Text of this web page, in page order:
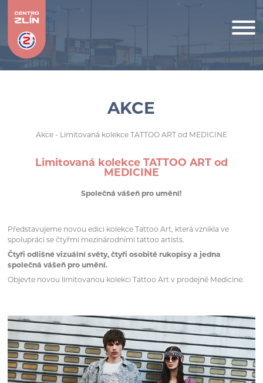
AKCE
Akce - Limitovaná kolekce TATTOO ART od MEDICINE
Limitovaná kolekce TATTOO ART od
MEDICINE
Společná vášeň pro umění!
Představujeme novou edici kolekce Tattoo Art, která vznikla ve
spolupráci se čtyřmi mezinárodními tattoo artists.
Čtyři odlišné vizuální světy, čtyři osobité rukopisy a jedna
společná vášeň pro umění.
Objevte novou limitovanou kolekci Tattoo Art v prodejně Medicine.